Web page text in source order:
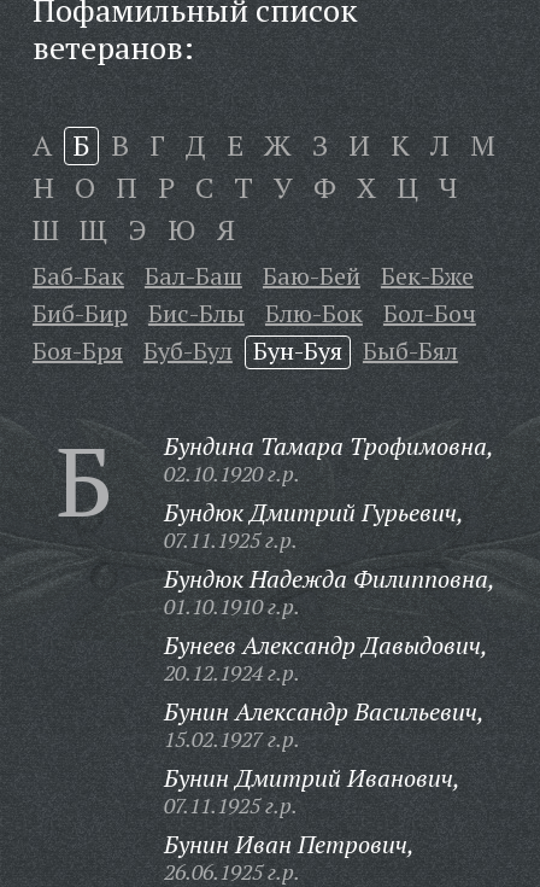
Пофамильный список
ветеранов:
А Б В Г Д Е Ж З И К Л М
Н О П Р С Т У Ф Х Ц Ч
Ш Щ Э Ю Я
Баб-Бак Бал-Баш Баю-Бей
Бек-Бже
Биб-Бир
Бис-Блы Блю-Бок
Бол-Боч
Боя-Бря
Буб-Бул Бун-Буя Быб-Бял
Б Бундина Тамара Трофимовна,
02.10.1920 г.р.
Бундюк Дмитрий Гурьевич,
07.11.1925 г.р.
Бундюк Надежда Филипповна,
01.10.1910 г.р.
Бунеев Александр Давыдович,
20.12.1924 г.р.
Бунин Александр Васильевич,
15.02.1927 г.р.
Бунин Дмитрий Иванович,
07.11.1925 г.р.
Бунин Иван Петрович,
26.06.1925 г.р.